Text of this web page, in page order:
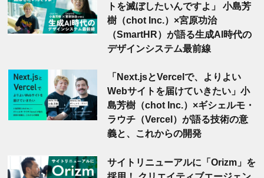
トを滅ぼしたいんですよ」 小島芳
樹（chot Inc.）×宮原功治
（SmartHR）が語る生成AI時代の
デザインシステム最前線
「Next.jsとVercelで、よりよい
Webサイトを届けていきたい」小
島芳樹（chot Inc.）×ギシェルモ・
ラウチ（Vercel）が語る技術の意
義と、これからの開発
サイトリニューアルに「Orizm」を